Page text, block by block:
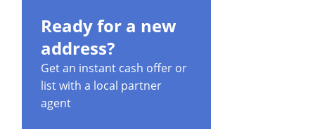
Ready for a new
address?
Get an instant cash offer or
list with a local partner
agent